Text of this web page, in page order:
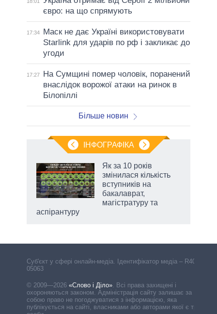
євро: на що спрямують
17:34
Маск не дає Україні використовувати
Starlink для ударів по рф і закликає до
угоди
17:27
На Сумщині помер чоловік, поранений
внаслідок ворожої атаки на ринок в
Білопіллі
Більше новин
ІНФОГРАФІКА
Як за 10 років
змінилася кількість
вступників на
бакалаврат,
магістратуру та
аспірантуру
Cуб'єкт у сфері онлайн-медіа. Ідентифікатор медіа – R40-
05063
© 2009—2026 «Слово і Діло» Всі права захищені і
охороняються законом. Адміністрація сайту залишає за
собою право не погоджуватися з інформацією, яка
публікується на сайті, власниками або авторами якої є треті